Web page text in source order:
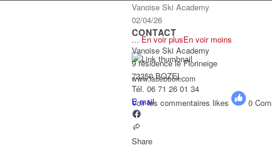
Vanoise Ski Academy
02/04/26
...En voir plusEn voir moins
www.facebook.com
Voir les commentaires likes 0
Share
CONTACT
Vanoise Ski Academy
9 résidence le Florineige
73350 BOZEL
Tél. 06 71 26 01 34
E mail